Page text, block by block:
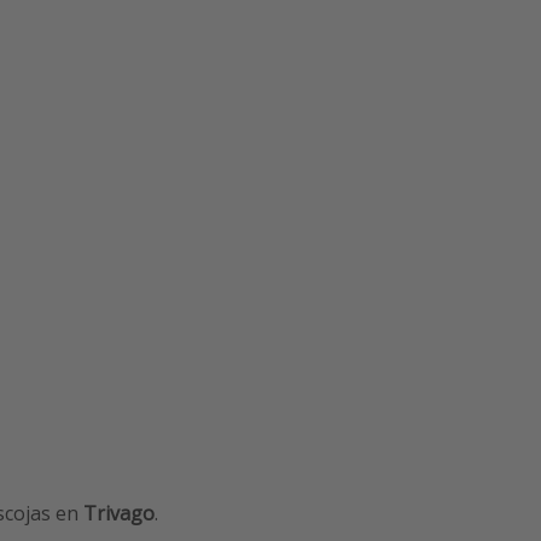
en Trivago.